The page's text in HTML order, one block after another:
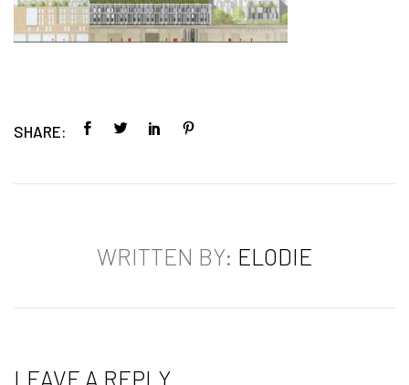
SHARE:
WRITTEN BY: ELODIE
LEAVE A REPLY